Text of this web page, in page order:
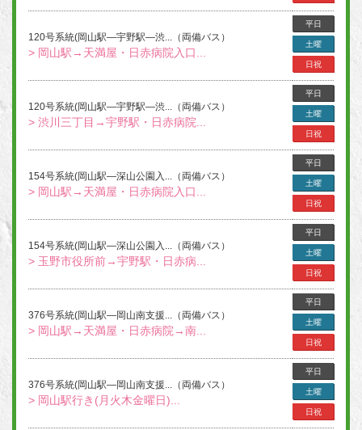
120号系統(岡山駅―宇野駅―渋...（両備バス）
> 岡山駅→天満屋・日赤病院入口...
平日
土曜
日祝
120号系統(岡山駅―宇野駅―渋...（両備バス）
> 渋川三丁目→宇野駅・日赤病院...
平日
土曜
日祝
154号系統(岡山駅―深山公園入...（両備バス）
> 岡山駅→天満屋・日赤病院入口...
平日
土曜
日祝
154号系統(岡山駅―深山公園入...（両備バス）
> 玉野市役所前→宇野駅・日赤病...
平日
土曜
日祝
376号系統(岡山駅―岡山南支援...（両備バス）
> 岡山駅→天満屋・日赤病院→南...
平日
土曜
日祝
376号系統(岡山駅―岡山南支援...（両備バス）
> 岡山駅行き(月火木金曜日)...
平日
土曜
日祝